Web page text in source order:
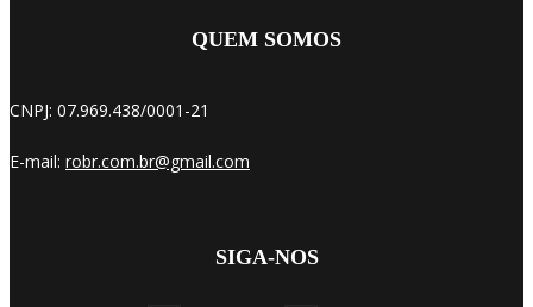
QUEM SOMOS
CNPJ: 07.969.438/0001-21
E-mail: robr.com.br@gmail.com
SIGA-NOS